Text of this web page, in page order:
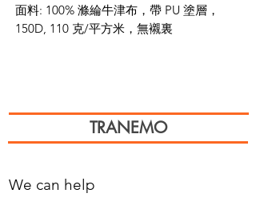
面料: 100% 滌綸牛津布，帶 PU 塗層，
150D, 110 克/平方米，無襯裏
TRANEMO
We can help